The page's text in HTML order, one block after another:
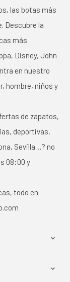
las botas más
Descubre la
más
Disney, John
en nuestro
hombre, niños y
de zapatos,
deportivas,
Sevilla…? no
08:00 y
todo en

